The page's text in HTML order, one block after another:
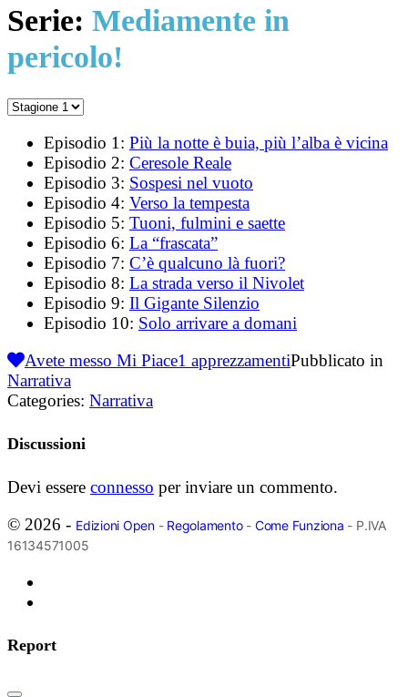
Serie: Mediamente in
pericolo!
Episodio 1: Più la notte è buia, più l’alba è vicina
Episodio 2: Ceresole Reale
Episodio 3: Sospesi nel vuoto
Episodio 4: Verso la tempesta
Episodio 5: Tuoni, fulmini e saette
Episodio 6: La “frascata”
Episodio 7: C’è qualcuno là fuori?
Episodio 8: La strada verso il Nivolet
Episodio 9: Il Gigante Silenzio
Episodio 10: Solo arrivare a domani
Avete messo Mi Piace1 apprezzamentiPubblicato in
Narrativa
Categories: Narrativa
Discussioni
Devi essere connesso per inviare un commento.
© 2026 - Edizioni Open- Regolamento- Come Funziona - P.IVA
16134571005
Report